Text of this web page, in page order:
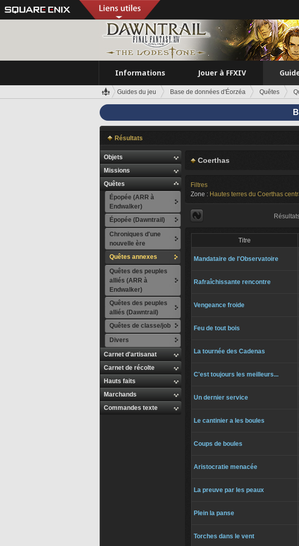
Informations Jouer à FFXIV
Guides du jeu Base de données d'Éorzéa Quêtes
Résultats
Objets
Missions
Quêtes
Épopée (ARR à
Endwalker)
Épopée (Dawntrail)
Chroniques d'une
nouvelle ère
Quêtes annexes
Quêtes des peuples
alliés (ARR à
Endwalker)
Quêtes des peuples
alliés (Dawntrail)
Quêtes de classe/job
Divers
Carnet d'artisanat
Carnet de récolte
Hauts faits
Marchands
Commandes texte
Coerthas
Filtres
Zone : Hautes terres du Coerthas
Titre
Mandataire de l'Observatoire
Rafraîchissante rencontre
Vengeance froide
Feu de tout bois
La tournée des Cadenas
C'est toujours les meilleurs...
Un dernier service
Le cantinier a les boules
Coups de boules
Aristocratie menacée
La preuve par les peaux
Plein la panse
Torches dans le vent